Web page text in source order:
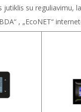
su reguliavimu,
, „EcoNET“